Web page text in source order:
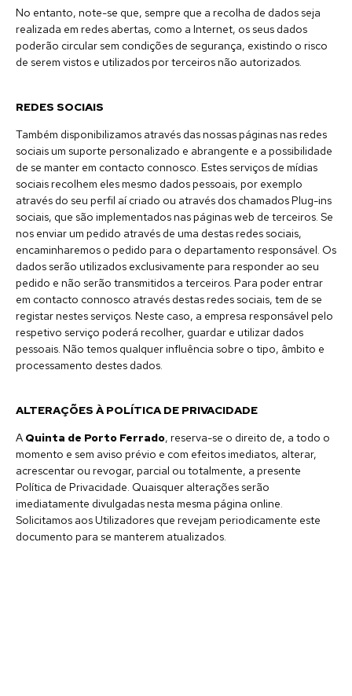
No entanto, note-se que, sempre que a recolha de dados seja
realizada em redes abertas, como a Internet, os seus dados
poderão circular sem condições de segurança, existindo o risco
de serem vistos e utilizados por terceiros não autorizados.
REDES SOCIAIS
Também disponibilizamos através das nossas páginas nas redes
sociais um suporte personalizado e abrangente e a possibilidade
de se manter em contacto connosco. Estes serviços de mídias
sociais recolhem eles mesmo dados pessoais, por exemplo
através do seu perfil aí criado ou através dos chamados Plug-ins
sociais, que são implementados nas páginas web de terceiros. Se
nos enviar um pedido através de uma destas redes sociais,
encaminharemos o pedido para o departamento responsável. Os
dados serão utilizados exclusivamente para responder ao seu
pedido e não serão transmitidos a terceiros. Para poder entrar
em contacto connosco através destas redes sociais, tem de se
registar nestes serviços. Neste caso, a empresa responsável pelo
respetivo serviço poderá recolher, guardar e utilizar dados
pessoais. Não temos qualquer influência sobre o tipo, âmbito e
processamento destes dados.
ALTERAÇÕES À POLÍTICA DE PRIVACIDADE
A Quinta de Porto Ferrado, reserva-se o direito de, a todo o
momento e sem aviso prévio e com efeitos imediatos, alterar,
acrescentar ou revogar, parcial ou totalmente, a presente
Política de Privacidade. Quaisquer alterações serão
imediatamente divulgadas nesta mesma página online.
Solicitamos aos Utilizadores que revejam periodicamente este
documento para se manterem atualizados.